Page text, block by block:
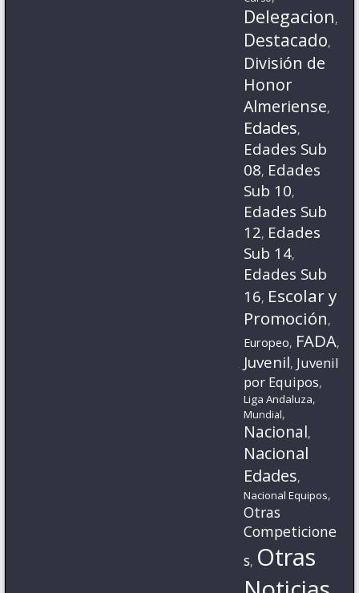
Delegacion,
Destacado,
División de
Honor
Almeriense,
Edades,
Edades Sub
08, Edades
Sub 10,
Edades Sub
12, Edades
Sub 14,
Edades Sub
16, Escolar y
Promoción,
Europeo, FADA,
Juvenil, Juvenil
por Equipos,
Liga Andaluza,
Mundial,
Nacional,
Nacional
Edades,
Nacional Equipos,
Otras
Competicione
s, Otras